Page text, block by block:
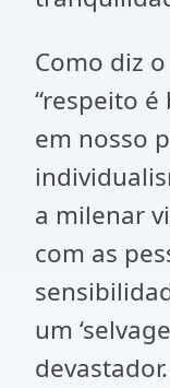
Como diz
“respeito é
em nosso
a milenar
com as
um